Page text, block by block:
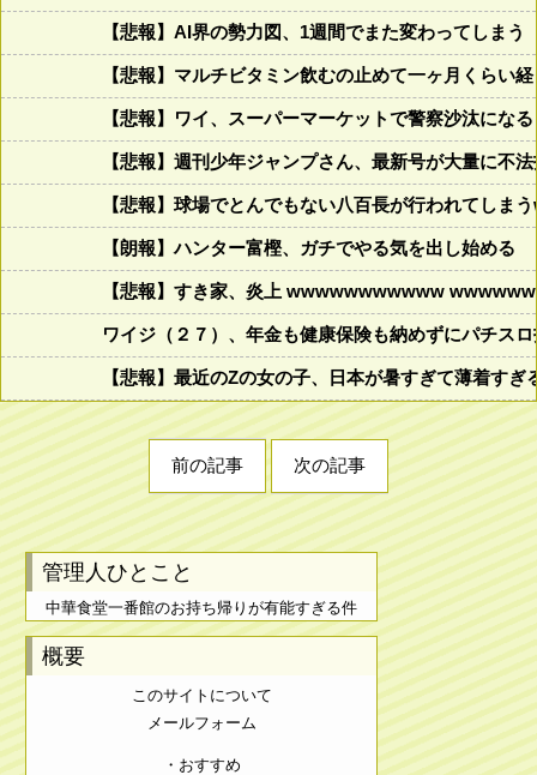
【悲報】AI界の勢力図、1週間でまた変わってしまう
【悲報】マルチビタミン飲むの止めて一ヶ月くらい
【悲報】ワイ、スーパーマーケットで警察沙汰にな
【悲報】週刊少年ジャンプさん、最新号が大量に不
【悲報】球場でとんでもない八百長が行われてし
【朗報】ハンター富樫、ガチでやる気を出し始める
【悲報】すき家、炎上 wwwwwwwwwww
ワイジ（２７）、年金も健康保険も納めずにパチス
【悲報】最近のZの女の子、日本が暑すぎて薄着すぎ
前の記事 次の記事
管理人ひとこと
中華食堂一番館のお持ち帰りが有能すぎる件
概要
このサイトについて
メールフォーム
・おすすめ